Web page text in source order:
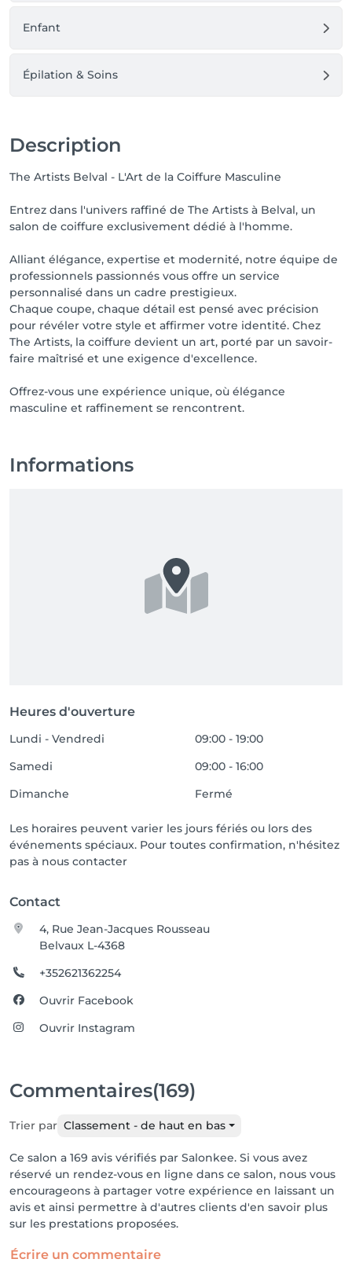
Enfant
Épilation & Soins
Description
The Artists Belval - L'Art de la Coiffure Masculine
Entrez dans l'univers raffiné de The Artists à Belval, un
salon de coiffure exclusivement dédié à l'homme.
Alliant élégance, expertise et modernité, notre équipe de
professionnels passionnés vous offre un service
personnalisé dans un cadre prestigieux.
Chaque coupe, chaque détail est pensé avec précision
pour révéler votre style et affirmer votre identité. Chez
The Artists, la coiffure devient un art, porté par un savoir-
faire maîtrisé et une exigence d'excellence.
Offrez-vous une expérience unique, où élégance
masculine et raffinement se rencontrent.
Informations
Heures d'ouverture
Lundi - Vendredi
09:00 - 19:00
Samedi
09:00 - 16:00
Dimanche
Fermé
Les horaires peuvent varier les jours fériés ou lors des
événements spéciaux. Pour toutes confirmation, n'hésitez
pas à nous contacter
Contact
4, Rue Jean-Jacques Rousseau
Belvaux L-4368
+352621362254
Ouvrir Facebook
Ouvrir Instagram
Commentaires(169)
Trier par Classement - de haut en bas
Ce salon a 169 avis vérifiés par Salonkee. Si vous avez
réservé un rendez-vous en ligne dans ce salon, nous vous
encourageons à partager votre expérience en laissant un
avis et ainsi permettre à d'autres clients d'en savoir plus
sur les prestations proposées.
Écrire un commentaire